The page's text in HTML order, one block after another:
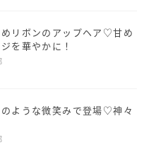
リボンのアップヘア♡甘め
を華やかに！
ような微笑みで登場♡神々